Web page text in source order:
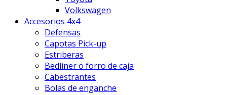
Volkswagen
Accesorios 4x4
Defensas
Capotas Pick-up
Estriberas
Bedliner o forro de caja
Cabestrantes
Bolas de enganche